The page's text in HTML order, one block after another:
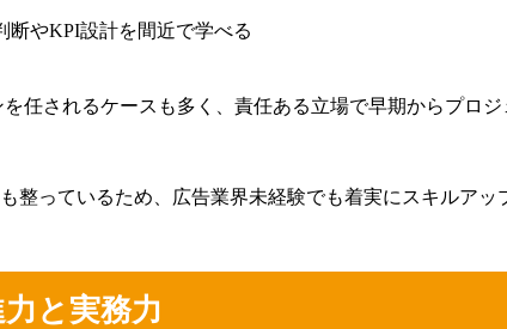
断やKPI設計を間近で学べる
任されるケースも多く、責任ある立場で早期からプロ
整っているため、広告業界未経験でも着実にスキルアッ
と実務力